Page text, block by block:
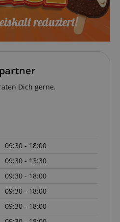
Dich gerne.
09:30 - 18:00
09:30 - 13:30
09:30 - 18:00
09:30 - 18:00
09:30 - 18:00
Funktional
verwendet, um zu sehen,
können nicht verwendet
1
59